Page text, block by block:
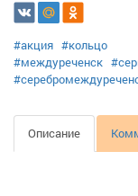
#акция #кольцо
#междуреченск
Описание